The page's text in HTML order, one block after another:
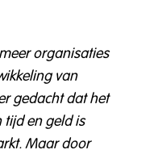
organisaties
van
gedacht dat het
tijd en geld is
Maar door